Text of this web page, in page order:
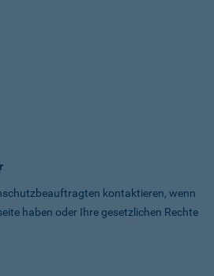
kontaktieren, wenn
haben oder Ihre gesetzlichen Rechte